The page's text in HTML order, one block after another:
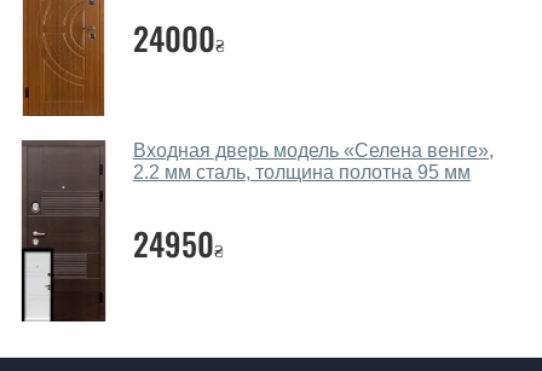
24000₴
Входная дверь модель «Селена венге»,
2.2 мм сталь, толщина полотна 95 мм
24950₴